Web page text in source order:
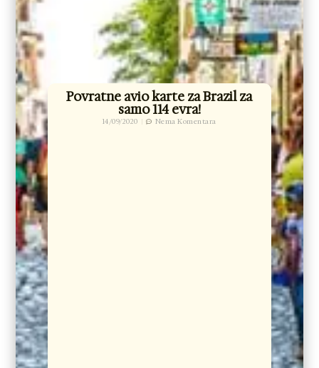
Povratne avio karte za Brazil za
samo 114 evra!
14/09/2020 Nema Komentara